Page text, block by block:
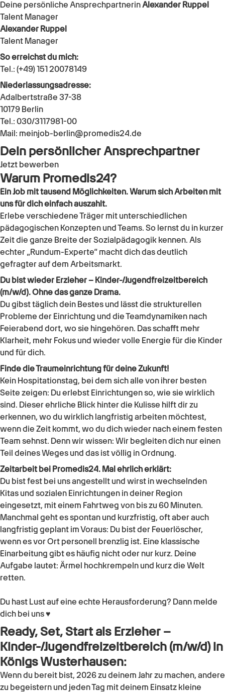
Deine persönliche AnsprechpartnerinAlexander Ruppel
Talent Manager
Alexander Ruppel
Talent Manager
So erreichst du mich:
Tel.: (+49) 151 20078149
Niederlassungsadresse:
Adalbertstraße 37-38
10179 Berlin
Tel.: 030/3117981-00
Mail: meinjob-berlin@promedis24.de
Dein persönlicher Ansprechpartner
Jetzt bewerben
Warum Promedis24?
Ein Job mit tausend Möglichkeiten. Warum sich Arbeiten mit
uns für dich einfach auszahlt.
Erlebe verschiedene Träger mit unterschiedlichen
pädagogischen Konzepten und Teams. So lernst du in kurzer
Zeit die ganze Breite der Sozialpädagogik kennen. Als
echter „Rundum-Experte“ macht dich das deutlich
gefragter auf dem Arbeitsmarkt.
Du bist wieder Erzieher – Kinder-/Jugendfreizeitbereich
(m/w/d). Ohne das ganze Drama.
Du gibst täglich dein Bestes und lässt die strukturellen
Probleme der Einrichtung und die Teamdynamiken nach
Feierabend dort, wo sie hingehören. Das schafft mehr
Klarheit, mehr Fokus und wieder volle Energie für die Kinder
und für dich.
Finde die Traumeinrichtung für deine Zukunft!
Kein Hospitationstag, bei dem sich alle von ihrer besten
Seite zeigen: Du erlebst Einrichtungen so, wie sie wirklich
sind. Dieser ehrliche Blick hinter die Kulisse hilft dir zu
erkennen, wo du wirklich langfristig arbeiten möchtest,
wenn die Zeit kommt, wo du dich wieder nach einem festen
Team sehnst. Denn wir wissen: Wir begleiten dich nur einen
Teil deines Weges und das ist völlig in Ordnung.
Zeitarbeit bei Promedis24. Mal ehrlich erklärt:
Du bist fest bei uns angestellt und wirst in wechselnden
Kitas und sozialen Einrichtungen in deiner Region
eingesetzt, mit einem Fahrtweg von bis zu 60 Minuten.
Manchmal geht es spontan und kurzfristig, oft aber auch
langfristig geplant im Voraus: Du bist der Feuerlöscher,
wenn es vor Ort personell brenzlig ist. Eine klassische
Einarbeitung gibt es häufig nicht oder nur kurz. Deine
Aufgabe lautet: Ärmel hochkrempeln und kurz die Welt
retten.
Du hast Lust auf eine echte Herausforderung? Dann melde
dich bei uns ♥
Ready, Set, Start als Erzieher –
Kinder-/Jugendfreizeitbereich (m/w/d) in
Königs Wusterhausen:
Wenn du bereit bist, 2026 zu deinem Jahr zu machen, andere
zu begeistern und jeden Tag mit deinem Einsatz kleine